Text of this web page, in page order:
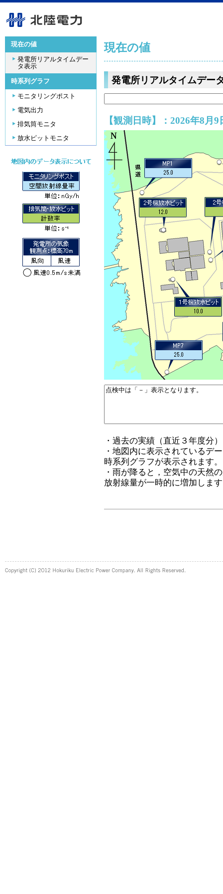
現在の値
発電所リアルタイムデー
タ表示
時系列グラフ
モニタリングポスト
電気出力
排気筒モニタ
放水ピットモニタ
現在の値
発電所リアルタイムデー
【観測日時】：2026年8月
・過去の実績（直近３年度分
・地図内に表示されているデ
時系列グラフが表示されます。
・雨が降ると，空気中の天然
放射線量が一時的に増加しま